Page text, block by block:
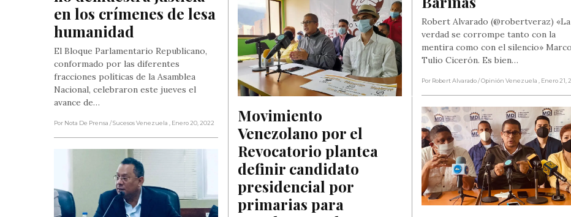
Robert Alvarado (@robertveraz) «La
verdad se corrompe tanto con la
mentira como con el silencio» Marco
Tulio Cicerón. Es bien…
Por Robert Alvarado/ Opinión Venezuela , Enero 21,
en los crímenes de lesa
humanidad
El Bloque Parlamentario Republicano,
conformado por las diferentes
fracciones políticas de la Asamblea
Nacional, celebraron este jueves el
avance de…
Por Nota De Prensa / Sucesos Venezuela , Enero 20, 2022
Movimiento
Venezolano por el
Revocatorio plantea
definir candidato
presidencial por
primarias para